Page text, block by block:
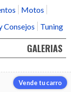
Motos
Consejos Tuning
GALERIAS
Vende tu carro